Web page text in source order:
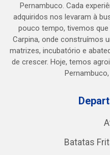
Pernambuco. Cada
adquiridos nos levaram à
pouco tempo, tivemos
Carpina, onde construímos
matrizes, incubatório e
de crescer. Hoje, temos
Pernambuco,
Batatas